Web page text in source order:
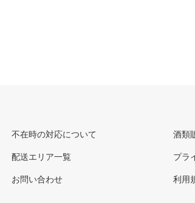
不在時の対応について
配送エリア一覧
お問い合わせ
酒類
プラ
利用